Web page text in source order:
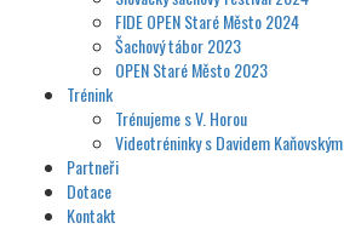
FIDE OPEN Staré Město 2024
Šachový tábor 2023
OPEN Staré Město 2023
Trénink
Trénujeme s V. Horou
Videotréninky s Davidem Kaňovským
Partneři
Dotace
Kontakt